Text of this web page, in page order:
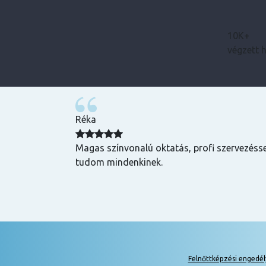
10K+
végzett
Réka
Magas színvonalú oktatás, profi
tudom mindenkinek.
Felnőttképzési